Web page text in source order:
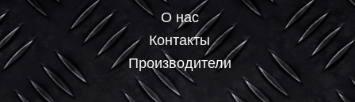
О нас
Контакты
Производители